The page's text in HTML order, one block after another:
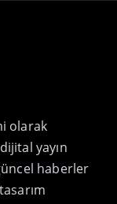
olarak
yayın
haberler